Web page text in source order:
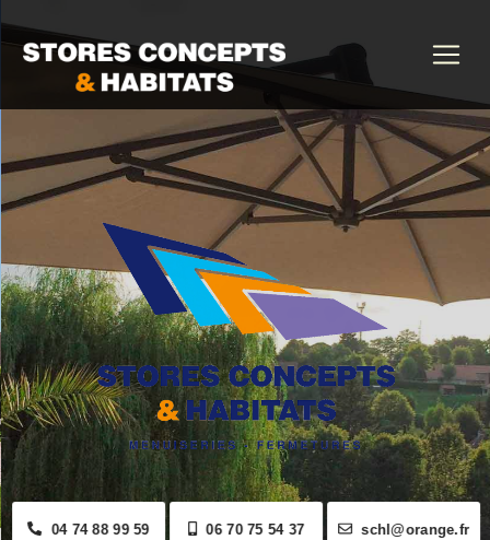
04 74 88 99 59 06 70 75 54 37 schl@orange.fr